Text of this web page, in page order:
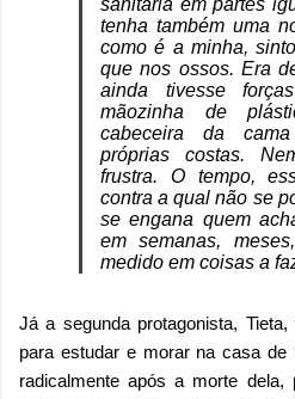
sanitária em partes
tenha também uma
como é a minha,
que nos ossos. Era
ainda tivesse
mãozinha de
cabeceira da
próprias costas.
frustra. O tempo,
contra a qual não se
se engana quem
em semanas,
medido em coisas a
Já a segunda protagonista,
para estudar e morar na casa
radicalmente após a morte dela,